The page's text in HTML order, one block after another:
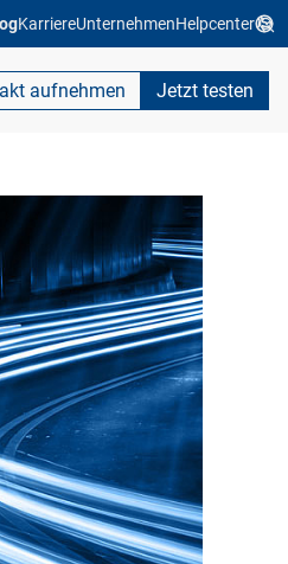
KarriereUnternehmenHelpcenter
aufnehmen Jetzt testen